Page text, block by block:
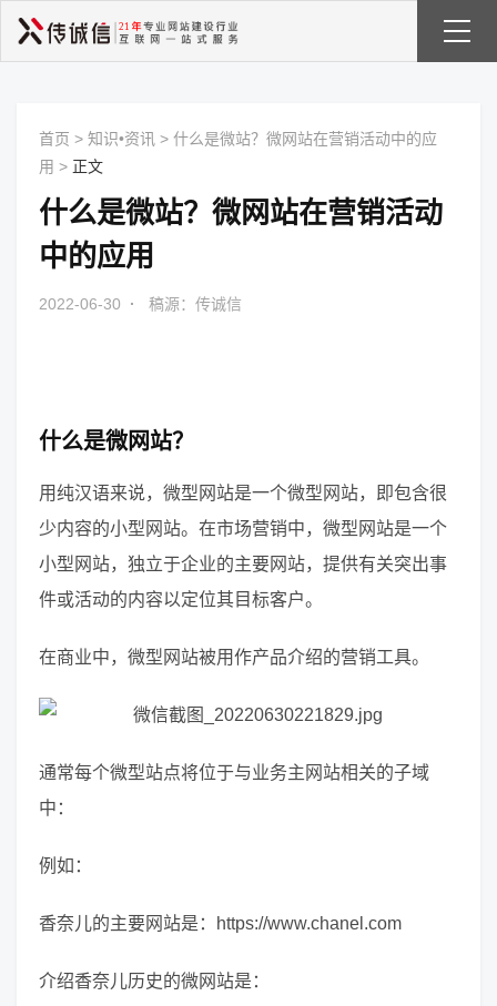
首页 > 知识•资讯 > 什么是微站？微网站在营销活动中的应
用 > 正文
什么是微站？微网站在营销活动
中的应用
2022-06-30 · 稿源：传诚信
什么是微网站？
用纯汉语来说，微型网站是一个微型网站，即包含很
少内容的小型网站。在市场营销中，微型网站是一个
小型网站，独立于企业的主要网站，提供有关突出事
件或活动的内容以定位其目标客户。
在商业中，微型网站被用作产品介绍的营销工具。
通常每个微型站点将位于与业务主网站相关的子域
中：
例如：
香奈儿的主要网站是：https://www.chanel.com
介绍香奈儿历史的微网站是：